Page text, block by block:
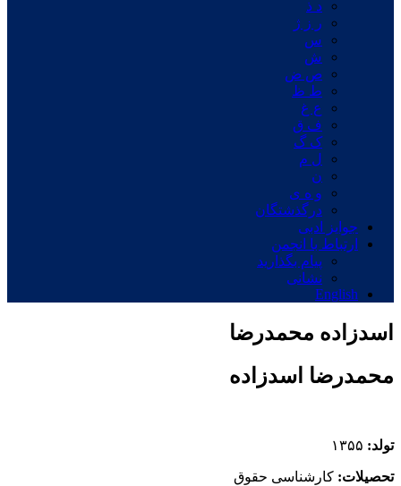
د ذ
ر ز ژ
س
ش
ص ض
ط ظ
ع غ
ف ق
ک گ
ل م
ن
و ه ی
درگذشتگان
جوایز ادبی
ارتباط با انجمن
پیام بگذارید
نشانی
English
اسدزاده محمدرضا
محمدرضا اسدزاده
تولد:
تحصیلات: کارشناسى حقوق